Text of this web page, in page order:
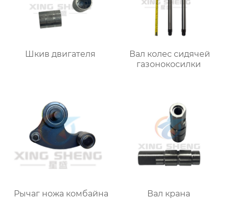
Шкив двигателя
Вал колес сидячей
газонокосилки
Рычаг ножа комбайна Вал крана